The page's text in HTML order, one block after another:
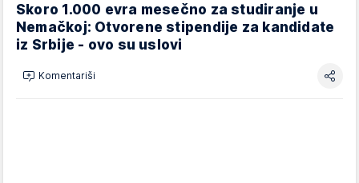
Skoro 1.000 evra mesečno za studiranje u
Nemačkoj: Otvorene stipendije za kandidate
iz Srbije - ovo su uslovi
Komentariši